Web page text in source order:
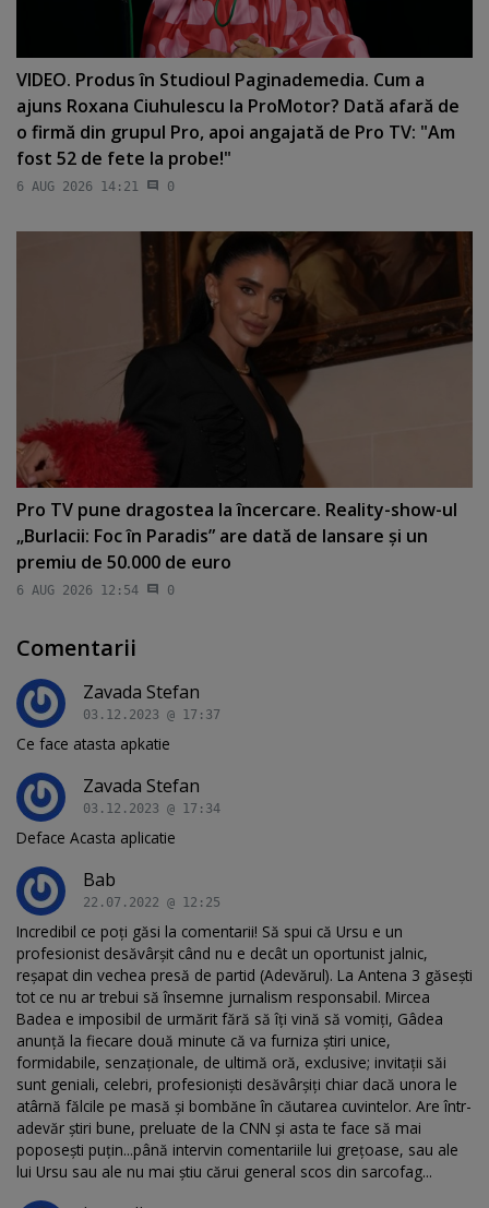
VIDEO. Produs în Studioul Paginademedia. Cum a
ajuns Roxana Ciuhulescu la ProMotor? Dată afară de
o firmă din grupul Pro, apoi angajată de Pro TV: "Am
fost 52 de fete la probe!"
6 AUG 2026 14:21 0
Pro TV pune dragostea la încercare. Reality-show-ul
„Burlacii: Foc în Paradis” are dată de lansare şi un
premiu de 50.000 de euro
6 AUG 2026 12:54 0
Comentarii
Zavada Stefan
03.12.2023 @ 17:37
Ce face atasta apkatie
Zavada Stefan
03.12.2023 @ 17:34
Deface Acasta aplicatie
Bab
22.07.2022 @ 12:25
Incredibil ce poți găsi la comentarii! Să spui că Ursu e un
profesionist desăvârșit când nu e decât un oportunist jalnic,
reșapat din vechea presă de partid (Adevărul). La Antena 3 găsești
tot ce nu ar trebui să însemne jurnalism responsabil. Mircea
Badea e imposibil de urmărit fără să îți vină să vomiți, Gâdea
anunță la fiecare două minute că va furniza știri unice,
formidabile, senzaționale, de ultimă oră, exclusive; invitații săi
sunt geniali, celebri, profesioniști desăvârșiți chiar dacă unora le
atârnă fălcile pe masă și bombăne în căutarea cuvintelor. Are într-
adevăr știri bune, preluate de la CNN și asta te face să mai
poposești puțin...până intervin comentariile lui grețoase, sau ale
lui Ursu sau ale nu mai știu cărui general scos din sarcofag...